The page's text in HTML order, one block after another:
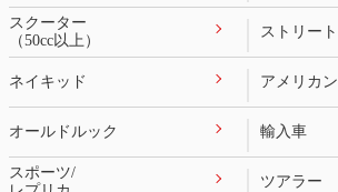
スクーター
（50cc以上）
ストリート
ネイキッド アメリカン
オールドルック 輸入車
スポーツ/
ツアラー